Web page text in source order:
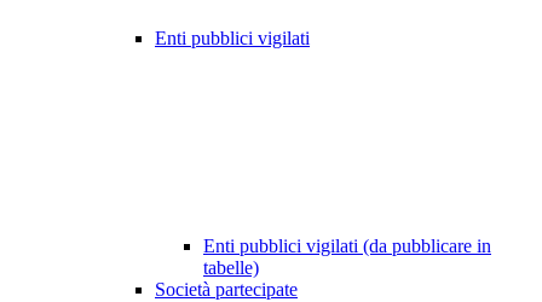
Enti pubblici vigilati
Enti pubblici vigilati (da pubblicare in
tabelle)
Società partecipate